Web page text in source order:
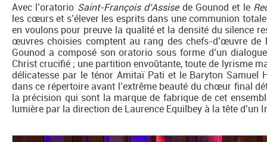
Avec l’oratorio Saint-François d’Assise de Gounod et le
les cœurs et s’élever les esprits dans une communion
en voulons pour preuve la qualité et la densité du silence
œuvres choisies comptent au rang des chefs-d’œuvre
Gounod a composé son oratorio sous forme d’un
Christ crucifié ; une partition envoûtante, toute de lyrisme
délicatesse par le ténor Amitaï Pati et le Baryton Samuel
dans ce répertoire avant l’extrême beauté du chœur final
la précision qui sont la marque de fabrique de cet
lumière par la direction de Laurence Equilbey à la tête d’un